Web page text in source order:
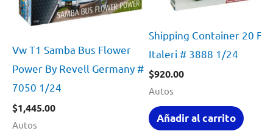
Vw T1 Samba Bus Flower
Power By Revell Germany #
7050 1/24
$1,445.00
Autos
Shipping Container 20 Ft.
Italeri # 3888 1/24
$920.00
Autos
Añadir al carrito